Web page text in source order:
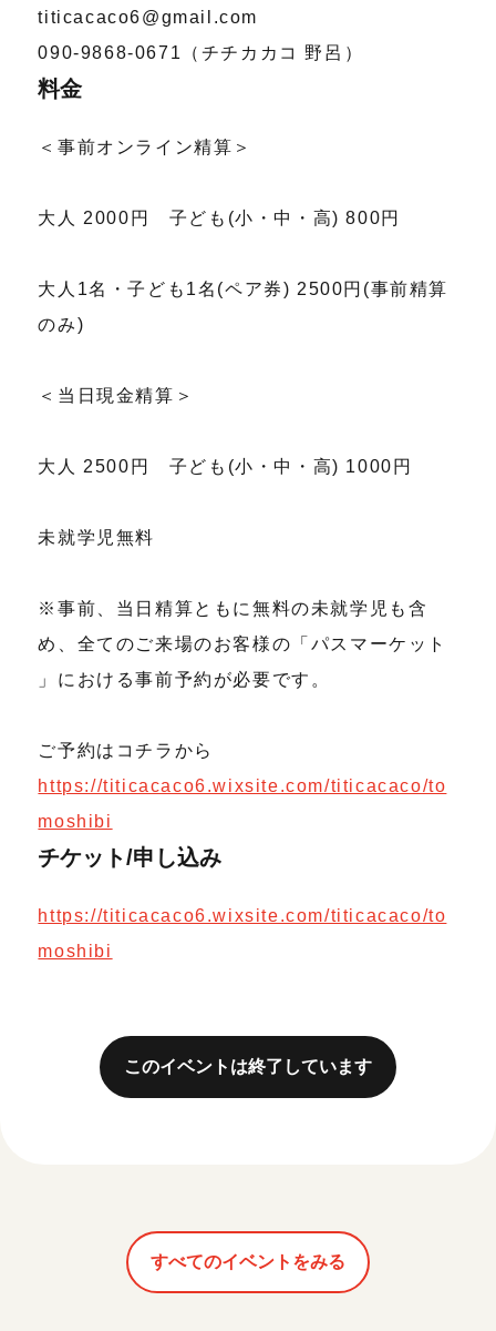
titicacaco6@gmail.com
090‐9868‐0671（チチカカコ 野呂）
料金
＜事前オンライン精算＞
大人 2000円 子ども(小・中・高) 800円
大人1名・子ども1名(ペア券) 2500円(事前精算
のみ)
＜当日現金精算＞
大人 2500円 子ども(小・中・高) 1000円
​未就学児無料
※事前、当日精算ともに無料の未就学児も含
め、全てのご来場のお客様の「パスマーケット
」における事前予約が必要です。
ご予約はコチラから
https://titicacaco6.wixsite.com/titicacaco/to
moshibi
チケット/申し込み
https://titicacaco6.wixsite.com/titicacaco/to
moshibi
このイベントは終了しています
すべてのイベントをみる